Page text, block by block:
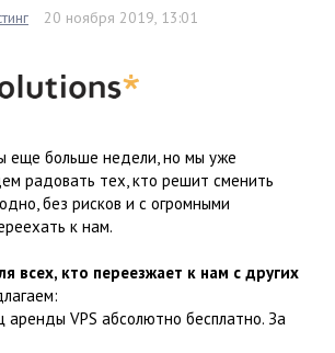
20 ноября 2019, 13:01
еще больше недели, но мы уже
радовать тех, кто решит сменить
без рисков и с огромными
к нам.
всех, кто переезжает к нам с других
аренды VPS абсолютно бесплатно. За